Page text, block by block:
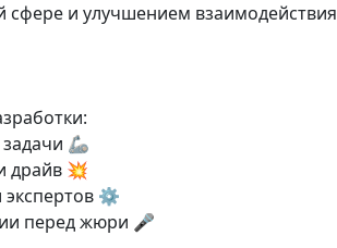
сфере и улучшением взаимодействия
🦾
драйв 💥
экспертов ⚙️
перед жюри 🎤